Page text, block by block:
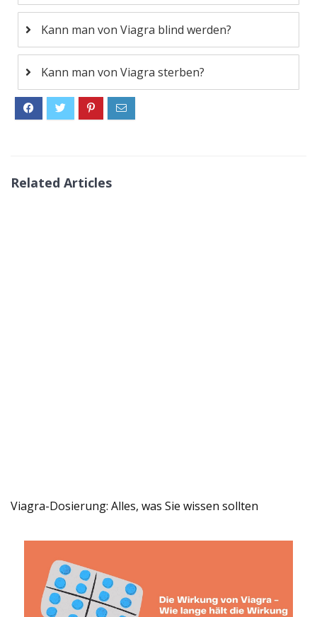
Kann man von Viagra blind werden?
Kann man von Viagra sterben?
Related Articles
Viagra-Dosierung: Alles, was Sie wissen sollten